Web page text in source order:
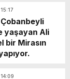
Çobanbeyli
yaşayan Ali
bir Mirasın
yapıyor.